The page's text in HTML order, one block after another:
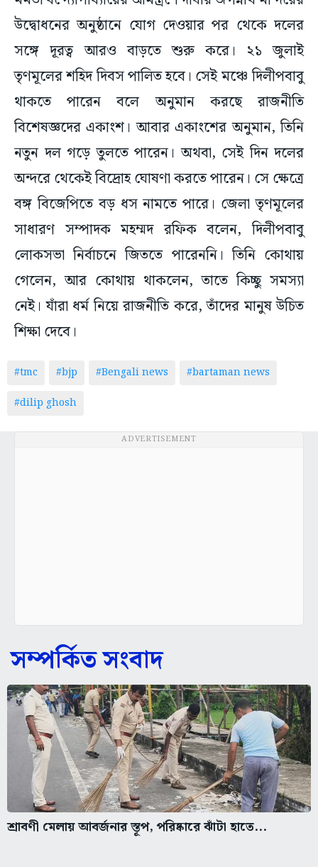
উদ্বোধনের অনুষ্ঠানে যোগ দেওয়ার পর থেকে দলের
সঙ্গে দূরত্ব আরও বাড়তে শুরু করে। ২১ জুলাই
তৃণমূলের শহিদ দিবস পালিত হবে। সেই মঞ্চে দিলীপবাবু
থাকতে পারেন বলে অনুমান করছে রাজনীতি
বিশেষজ্ঞদের একাংশ। আবার একাংশের অনুমান, তিনি
নতুন দল গড়ে তুলতে পারেন। অথবা, সেই দিন দলের
অন্দরে থেকেই বিদ্রোহ ঘোষণা করতে পারেন। সে ক্ষেত্রে
বঙ্গ বিজেপিতে বড় ধস নামতে পারে। জেলা তৃণমূলের
সাধারণ সম্পাদক মহম্মদ রফিক বলেন, দিলীপবাবু
লোকসভা নির্বাচনে জিততে পারেননি। তিনি কোথায়
গেলেন, আর কোথায় থাকলেন, তাতে কিচ্ছু সমস্যা
নেই। যাঁরা ধর্ম নিয়ে রাজনীতি করে, তাঁদের মানুষ উচিত
শিক্ষা দেবে।
#tmc #bjp #Bengali news
#bartaman news
#dilip ghosh
ADVERTISEMENT
সম্পর্কিত সংবাদ
শ্রাবণী মেলায় আবর্জনার স্তূপ, পরিষ্কারে ঝাঁটা হাতে...